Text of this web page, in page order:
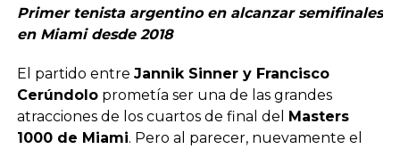
Primer tenista argentino en alcanzar semifinales
en Miami desde 2018
El partido entre Jannik Sinner y Francisco
Cerúndoloprometía ser una de las grandes
atracciones de los cuartos de final del Masters
1000 de Miami. Pero al parecer, nuevamente el